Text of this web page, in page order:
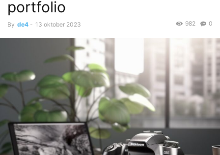
portfolio
By de4 - 13 oktober 2023 0
982